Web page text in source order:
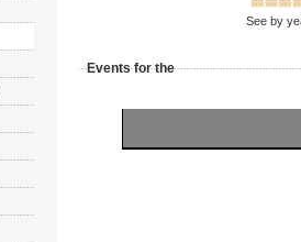
See by
Events for the